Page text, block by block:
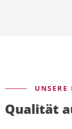
UNSERE
Qualität